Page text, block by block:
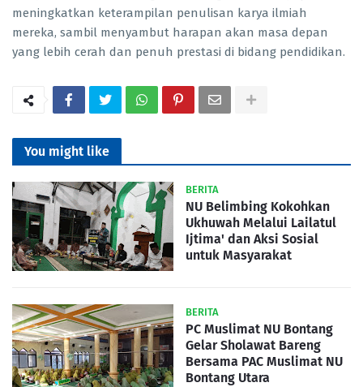
meningkatkan keterampilan penulisan karya ilmiah
mereka, sambil menyambut harapan akan masa depan
yang lebih cerah dan penuh prestasi di bidang pendidikan.
You might like
BERITA
NU Belimbing Kokohkan
Ukhuwah Melalui Lailatul
Ijtima' dan Aksi Sosial
untuk Masyarakat
BERITA
PC Muslimat NU Bontang
Gelar Sholawat Bareng
Bersama PAC Muslimat NU
Bontang Utara